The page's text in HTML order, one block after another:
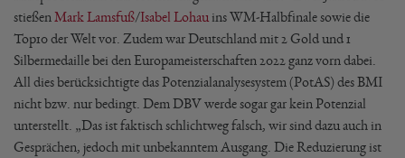
stießen Mark Lamsfuß/Isabel Lohau ins WM-Halbfinale sowie die
Top10 der Welt vor. Zudem war Deutschland mit 2 Gold und 1
Silbermedaille bei den Europameisterschaften 2022 ganz vorn dabei.
All dies berücksichtigte das Potenzialanalysesystem (PotAS) des BMI
nicht bzw. nur bedingt. Dem DBV werde sogar gar kein Potenzial
unterstellt. „Das ist faktisch schlichtweg falsch, wir sind dazu auch in
Gesprächen, jedoch mit unbekanntem Ausgang. Die Reduzierung ist